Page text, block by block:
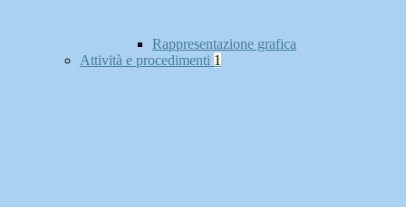
Rappresentazione grafica
Attività e procedimenti 1